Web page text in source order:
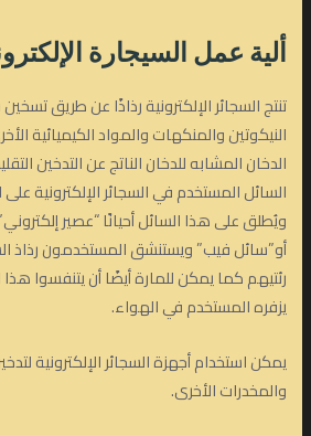
ألية عمل السيجارة
تنتج السجائر الإلكترونية رذاذًا عن طريق
النيكوتين والمنكهات والمواد الكيميائية
الدخان المشابه للدخان الناتج عن التدخين
السائل المستخدم في السجائر الإلكترونية
ويُطلق على هذا السائل أحيانًا “عصير
أو”سائل فيب” ويستنشق المستخدمون رذاذ
رئتيهم كما يمكن للمارة أيضًا أن يتنفسوا
يزفره المستخدم في الهواء.
يمكن استخدام أجهزة السجائر الإلكترونية
والمخدرات الأخرى.